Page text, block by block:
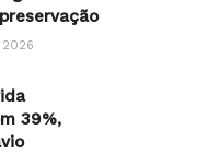
2026
39%,